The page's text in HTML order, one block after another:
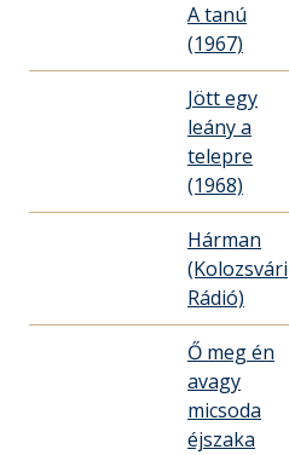
A tanú
(1967)
Jött egy
leány a
telepre
(1968)
Hárman
(Kolozsvári
Rádió)
Ő meg én
avagy
micsoda
éjszaka